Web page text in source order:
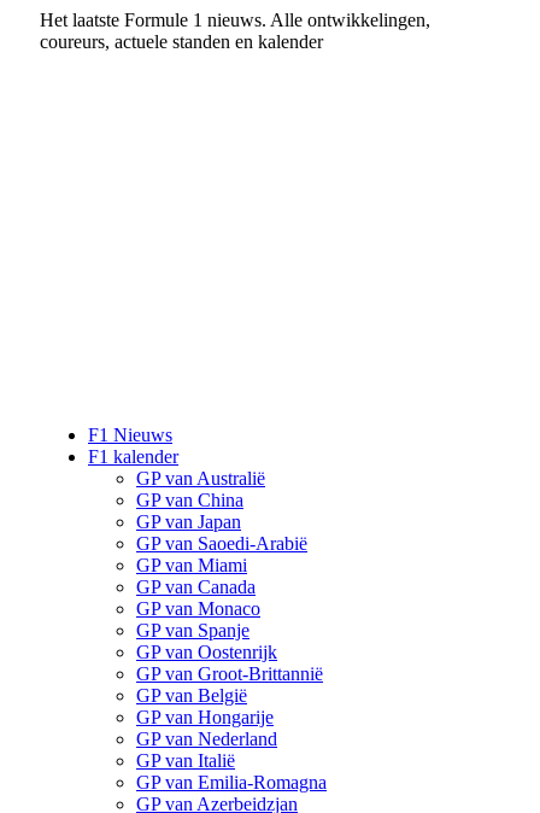
Het laatste Formule 1 nieuws. Alle ontwikkelingen,
coureurs, actuele standen en kalender
F1 Nieuws
F1 kalender
GP van Australië
GP van China
GP van Japan
GP van Saoedi-Arabië
GP van Miami
GP van Canada
GP van Monaco
GP van Spanje
GP van Oostenrijk
GP van Groot-Brittannië
GP van België
GP van Hongarije
GP van Nederland
GP van Italië
GP van Emilia-Romagna
GP van Azerbeidzjan